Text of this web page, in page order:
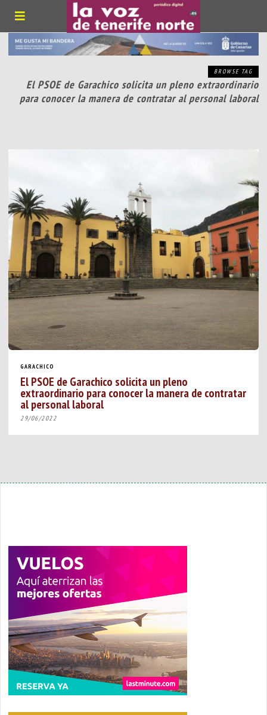
BROWSE TAG
El PSOE de Garachico solicita un pleno extraordinario
para conocer la manera de contratar al personal laboral
GARACHICO
El PSOE de Garachico solicita un pleno
extraordinario para conocer la manera de contratar
al personal laboral
29/06/2022